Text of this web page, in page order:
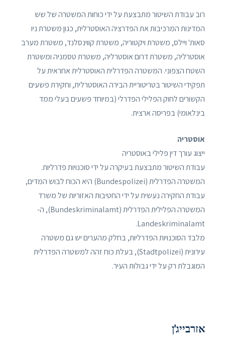
רוב עבודת השיטור מתבצעת על ידי כוחות המשטרה של שש
המדינות המרכיבות את הפדרציה האוסטרלית, כגון משטרת ניו
סאות' ויילס, משטרת ויקטוריה, משטרת קווינסלנד, משטרת מערב
אוסטרליה, משטרת דרום אוסטרליה, משטרת טסמניה ומשטרת
השטח הצפוני. המשטרה הפדרלית האוסטרלית אחראית על
תפקידי השיטור בטריטוריית הבירה האוסטרלית, וחקירת פשעים
הקשורים לחוק הפלילי הפדרלי (במיוחד פשעים בעלי ממד
בינלאומי) בפריסה ארצית.
אוסטריה
ייצוג עורך דין פלילי באוסטריה
עבודת השיטור מתבצעת בעיקרה על ידי סוכנויות פדרליות.
המשטרה הפדרלית (Bundespolizei) היא הכוח לבוש המדים,
עבודת החקירה נעשית על ידי החטיבות האזוריות של משרד
המשטרה הפלילית הפדרלית (Bundeskriminalamt), ה-
Landeskriminalamt.
מלבד הסוכנויות הפדרליות, בחלק מהערים יש גם משטרה
עירונית (Stadtpolizei), בעלת כוח זהה למשטרה הפדרלית
המוגבלת רק על ידי גבולות העיר.
אזרבייג'ן